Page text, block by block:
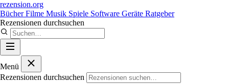
rezension.org
BücherFilme Musik Spiele Software Geräte Ratgeber
Rezensionen durchsuchen
Menü
Rezensionen durchsuchen